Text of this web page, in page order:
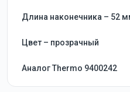
Длина наконечника – 52
Цвет – прозрачный
Аналог Thermo 9400242